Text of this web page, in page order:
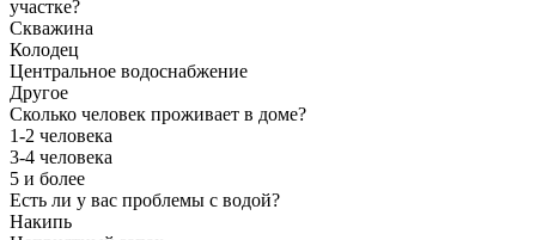
участке?
Скважина
Колодец
Центральное водоснабжение
Другое
Сколько человек проживает в доме?
1-2 человека
3-4 человека
5 и более
Есть ли у вас проблемы с водой?
Накипь